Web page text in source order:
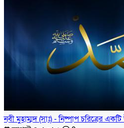
নবী মুহাম্মদ (সাঃ) - নিষ্পাপ চরিত্রের